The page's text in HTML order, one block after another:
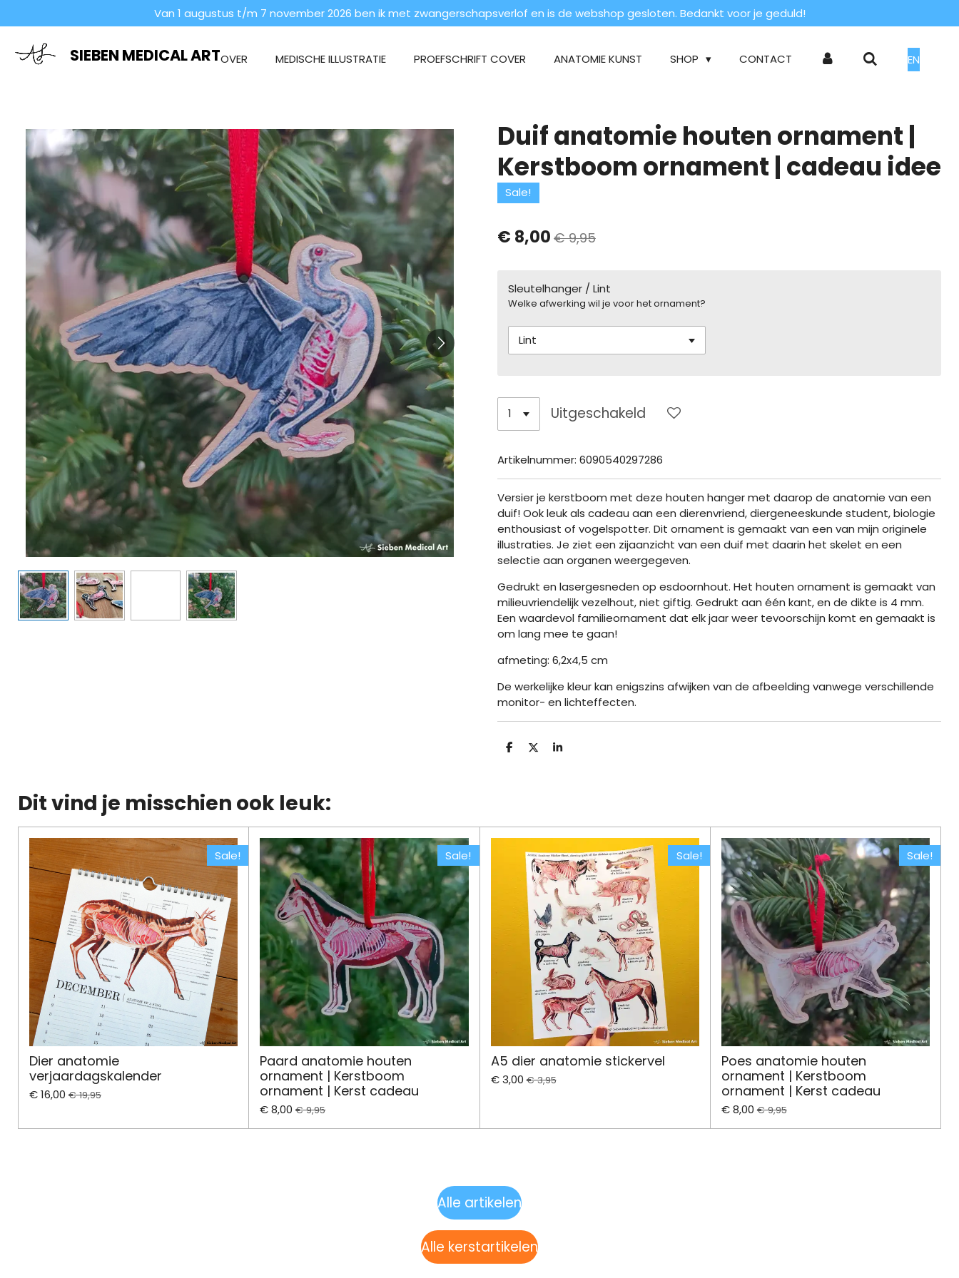
direct
Van 1 augustus t/m 7 november 2026 ben ik met zwangerschapsverlof en is de webshop gesloten. Bedankt voor je geduld!
SIEBEN MEDICAL ARTOVER MEDISCHE ILLUSTRATIE PROEFSCHRIFT COVER ANATOMIE KUNST SHOP CONTACT EN
Duif anatomie houten ornament |
Kerstboom ornament | cadeau idee
Sale!
€ 8,00 € 9,95
Sleutelhanger / Lint
Welke afwerking wil je voor het ornament?
Uitgeschakeld
Artikelnummer: 6090540297286
Versier je kerstboom met deze houten hanger met daarop de anatomie van een
duif! Ook leuk als cadeau aan een dierenvriend, diergeneeskunde student, biologie
enthousiast of vogelspotter. Dit ornament is gemaakt van een van mijn originele
illustraties. Je ziet een zijaanzicht van een duif met daarin het skelet en een
selectie aan organen weergegeven.
Gedrukt en lasergesneden op esdoornhout. Het houten ornament is gemaakt van
milieuvriendelijk vezelhout, niet giftig. Gedrukt aan één kant, en de dikte is 4 mm.
Een waardevol familieornament dat elk jaar weer tevoorschijn komt en gemaakt is
om lang mee te gaan!
afmeting: 6,2x4,5 cm
De werkelijke kleur kan enigszins afwijken van de afbeelding vanwege verschillende
monitor- en lichteffecten.
D D S
Dit vind je misschien ook leuk:
Sale!
Dier anatomie
verjaardagskalender
€ 16,00 € 19,95
Sale!
Paard anatomie houten
ornament | Kerstboom
ornament | Kerst cadeau
€ 8,00 € 9,95
Sale!
A5 dier anatomie stickervel
€ 3,00 € 3,95
Sale!
Poes anatomie houten
ornament | Kerstboom
ornament | Kerst cadeau
€ 8,00 € 9,95
Alle artikelen
Alle kerstartikelen